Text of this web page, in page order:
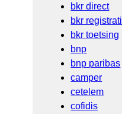
bkr direct
bkr
bkr toetsing
bnp
bnp paribas
camper
cetelem
cofidis